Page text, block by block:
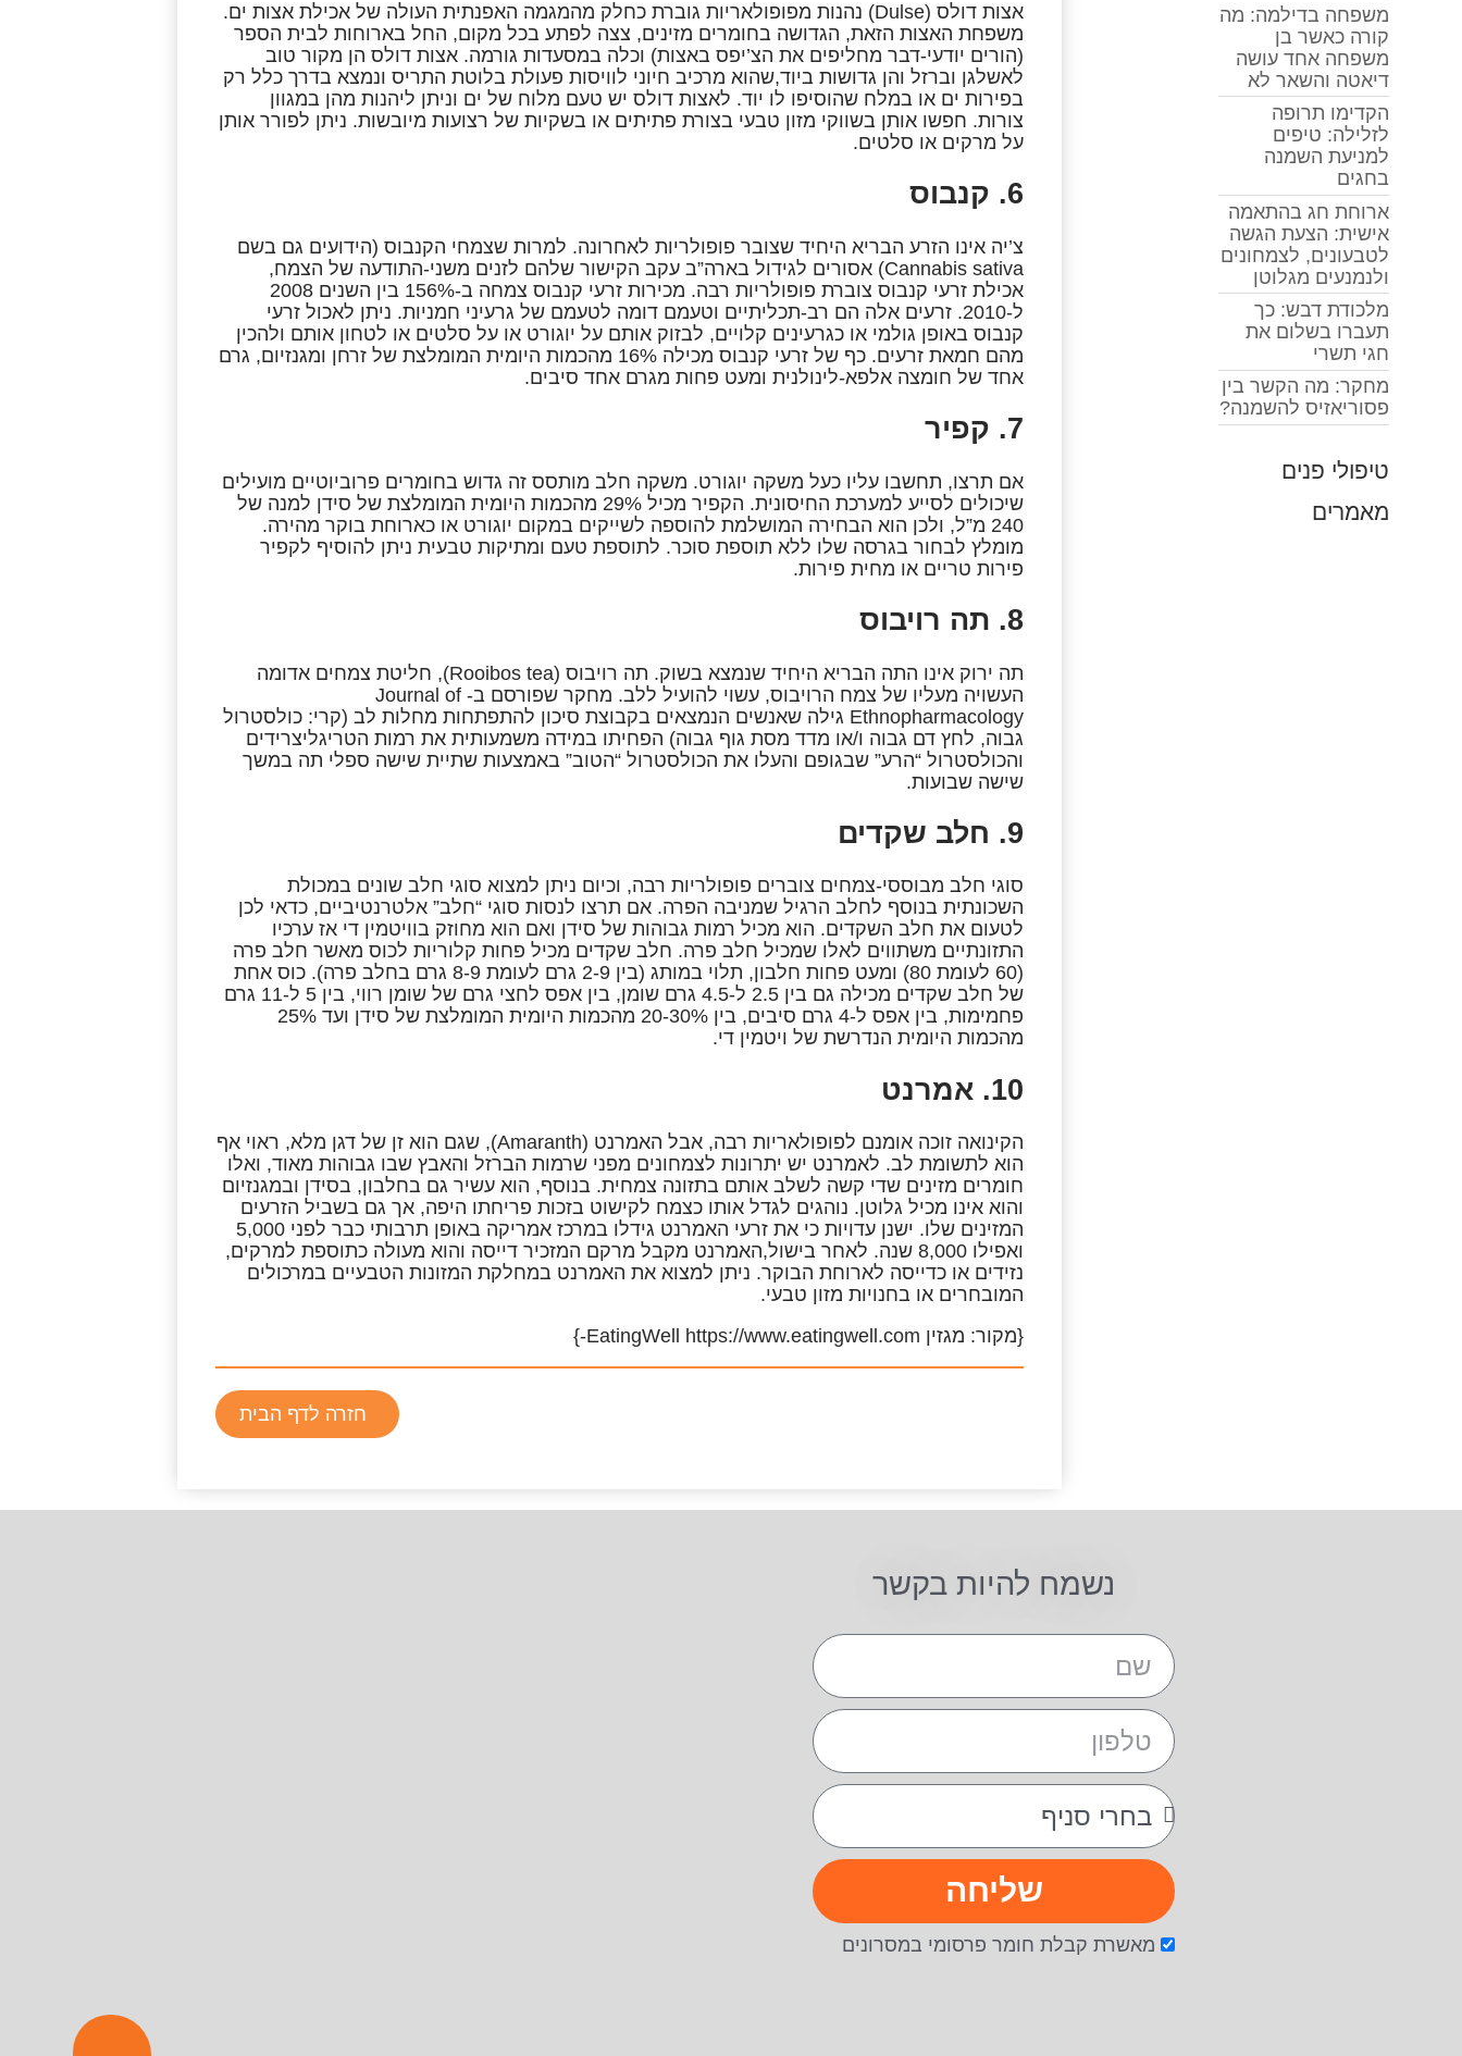
משפחה בדילמה: מה
קורה כאשר בן
משפחה אחד עושה
דיאטה והשאר לא
הקדימו תרופה
לזלילה: טיפים
למניעת השמנה
בחגים
ארוחת חג בהתאמה
אישית: הצעת הגשה
לטבעונים, לצמחונים
ולנמנעים מגלוטן
מלכודת דבש: כך
תעברו בשלום את
חגי תשרי
מחקר: מה הקשר בין
פסוריאזיס להשמנה?
טיפולי פנים
מאמרים
אצות דולס (Dulse) נהנות מפופולאריות גוברת כחלק מהמגמה האפנתית העולה של אכילת אצות ים.
משפחת האצות הזאת, הגדושה בחומרים מזינים, צצה לפתע בכל מקום, החל בארוחות לבית הספר
(הורים יודעי-דבר מחליפים את הצ’יפס באצות) וכלה במסעדות גורמה. אצות דולס הן מקור טוב
לאשלגן וברזל והן גדושות ביוד,שהוא מרכיב חיוני לוויסות פעולת בלוטת התריס ונמצא בדרך כלל רק
בפירות ים או במלח שהוסיפו לו יוד. לאצות דולס יש טעם מלוח של ים וניתן ליהנות מהן במגוון
צורות. חפשו אותן בשווקי מזון טבעי בצורת פתיתים או בשקיות של רצועות מיובשות. ניתן לפורר אותן
על מרקים או סלטים.
6. קנבוס
צ’יה אינו הזרע הבריא היחיד שצובר פופולריות לאחרונה. למרות שצמחי הקנבוס (הידועים גם בשם
Cannabis sativa) אסורים לגידול בארה”ב עקב הקישור שלהם לזנים משני-התודעה של הצמח,
אכילת זרעי קנבוס צוברת פופולריות רבה. מכירות זרעי קנבוס צמחה ב-156% בין השנים 2008
ל-2010. זרעים אלה הם רב-תכליתיים וטעמם דומה לטעמם של גרעיני חמניות. ניתן לאכול זרעי
קנבוס באופן גולמי או כגרעינים קלויים, לבזוק אותם על יוגורט או על סלטים או לטחון אותם ולהכין
מהם חמאת זרעים. כף של זרעי קנבוס מכילה 16% מהכמות היומית המומלצת של זרחן ומגנזיום, גרם
אחד של חומצה אלפא-לינולנית ומעט פחות מגרם אחד סיבים.
7. קפיר
אם תרצו, תחשבו עליו כעל משקה יוגורט. משקה חלב מותסס זה גדוש בחומרים פרוביוטיים מועילים
שיכולים לסייע למערכת החיסונית. הקפיר מכיל 29% מהכמות היומית המומלצת של סידן למנה של
240 מ”ל, ולכן הוא הבחירה המושלמת להוספה לשייקים במקום יוגורט או כארוחת בוקר מהירה.
מומלץ לבחור בגרסה שלו ללא תוספת סוכר. לתוספת טעם ומתיקות טבעית ניתן להוסיף לקפיר
פירות טריים או מחית פירות.
8. תה רויבוס
תה ירוק אינו התה הבריא היחיד שנמצא בשוק. תה רויבוס (Rooibos tea), חליטת צמחים אדומה
העשויה מעליו של צמח הרויבוס, עשוי להועיל ללב. מחקר שפורסם ב- Journal of
Ethnopharmacology גילה שאנשים הנמצאים בקבוצת סיכון להתפתחות מחלות לב (קרי: כולסטרול
גבוה, לחץ דם גבוה ו/או מדד מסת גוף גבוה) הפחיתו במידה משמעותית את רמות הטריגליצרידים
והכולסטרול “הרע” שבגופם והעלו את הכולסטרול “הטוב” באמצעות שתיית שישה ספלי תה במשך
שישה שבועות.
9. חלב שקדים
סוגי חלב מבוססי-צמחים צוברים פופולריות רבה, וכיום ניתן למצוא סוגי חלב שונים במכולת
השכונתית בנוסף לחלב הרגיל שמניבה הפרה. אם תרצו לנסות סוגי “חלב” אלטרנטיביים, כדאי לכן
לטעום את חלב השקדים. הוא מכיל רמות גבוהות של סידן ואם הוא מחוזק בוויטמין די אז ערכיו
התזונתיים משתווים לאלו שמכיל חלב פרה. חלב שקדים מכיל פחות קלוריות לכוס מאשר חלב פרה
(60 לעומת 80) ומעט פחות חלבון, תלוי במותג (בין 2-9 גרם לעומת 8-9 גרם בחלב פרה). כוס אחת
של חלב שקדים מכילה גם בין 2.5 ל-4.5 גרם שומן, בין אפס לחצי גרם של שומן רווי, בין 5 ל-11 גרם
פחמימות, בין אפס ל-4 גרם סיבים, בין 20-30% מהכמות היומית המומלצת של סידן ועד 25%
מהכמות היומית הנדרשת של ויטמין די.
10. אמרנט
הקינואה זוכה אומנם לפופולאריות רבה, אבל האמרנט (Amaranth), שגם הוא זן של דגן מלא, ראוי אף
הוא לתשומת לב. לאמרנט יש יתרונות לצמחונים מפני שרמות הברזל והאבץ שבו גבוהות מאוד, ואלו
חומרים מזינים שדי קשה לשלב אותם בתזונה צמחית. בנוסף, הוא עשיר גם בחלבון, בסידן ובמגנזיום
והוא אינו מכיל גלוטן. נוהגים לגדל אותו כצמח לקישוט בזכות פריחתו היפה, אך גם בשביל הזרעים
המזינים שלו. ישנן עדויות כי את זרעי האמרנט גידלו במרכז אמריקה באופן תרבותי כבר לפני 5,000
ואפילו 8,000 שנה. לאחר בישול,האמרנט מקבל מרקם המזכיר דייסה והוא מעולה כתוספת למרקים,
נזידים או כדייסה לארוחת הבוקר. ניתן למצוא את האמרנט במחלקת המזונות הטבעיים במרכולים
המובחרים או בחנויות מזון טבעי.
{מקור: מגזין EatingWell https://www.eatingwell.com-}
חזרה לדף הבית
נשמח להיות בקשר
מאשרת קבלת חומר פרסומי במסרונים
שליחה